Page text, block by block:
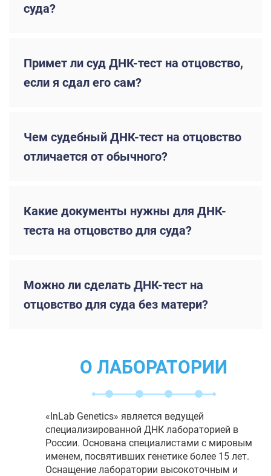
суда?
Примет ли суд ДНК-тест на отцовство,
если я сдал его сам?
Чем судебный ДНК-тест на отцовство
отличается от обычного?
Какие документы нужны для ДНК-
теста на отцовство для суда?
Можно ли сделать ДНК-тест на
отцовство для суда без матери?
О ЛАБОРАТОРИИ
«InLab Genetics» является ведущей
специализированной ДНК лабораторией в
России. Основана специалистами с мировым
именем, посвятивших генетике более 15 лет.
Оснащение лаборатории высокоточным и